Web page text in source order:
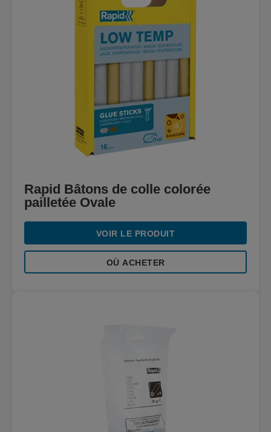
Rapid Bâtons de colle colorée
pailletée Ovale
VOIR LE PRODUIT
OÙ ACHETER